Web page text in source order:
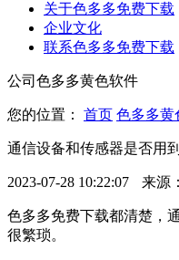
关于色多多免费下载
企业文化
联系色多多免费下载
公司色多多黄色软件
您的位置： 首页 色多多黄
通信设备和传感器是否用
2023-07-28 10:22:07 来源
色多多免费下载都清楚
很繁琐。